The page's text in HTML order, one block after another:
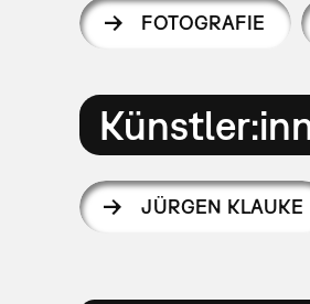
FOTOGRAFIE
JÜRGEN KLAUKE